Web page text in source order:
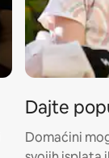
Dajte
Domaćini